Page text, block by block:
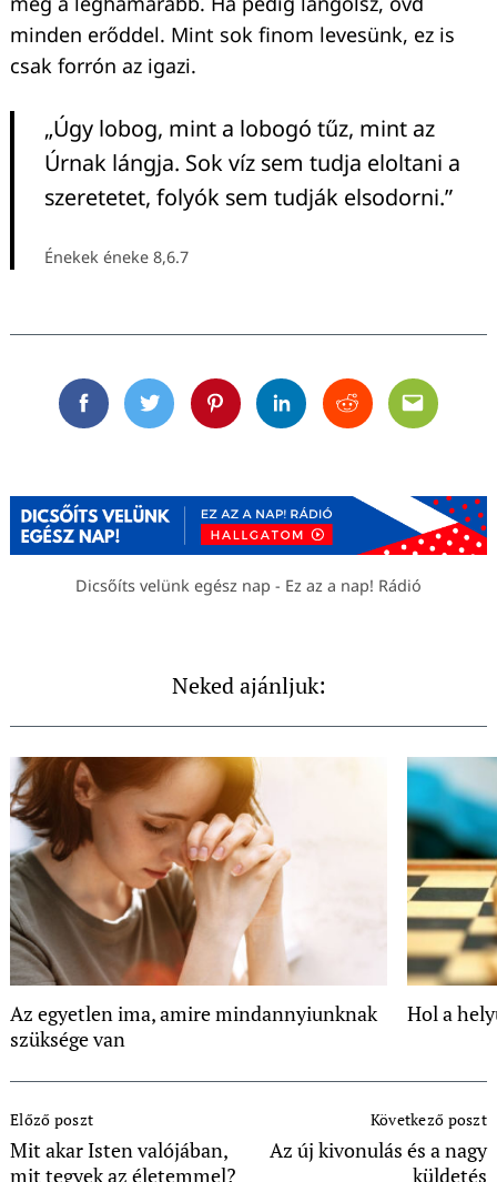
minden erőddel. Mint sok finom levesünk, ez is
csak forrón az igazi.
„Úgy lobog, mint a lobogó tűz, mint az
Úrnak lángja. Sok víz sem tudja eloltani a
szeretetet, folyók sem tudják elsodorni.”
Énekek éneke 8,6.7
FacebookTwitterPinterestLinkedinRedditEmail
Dicsőíts velünk egész nap - Ez az a nap! Rádió
Neked ajánljuk:
Az egyetlen ima, amire mindannyiunknak
szüksége van
Hol a
Navigation
Előző poszt
Mit akar Isten valójában,
mit tegyek az életemmel?
Következő poszt
Az új kivonulás és a nagy
küldetés